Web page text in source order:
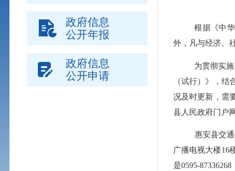
政府信息
公开年报
政府信息
公开申请
根据《中
外，凡与经济、
为贯彻实
（试行）》，
况及时更新，需
县人民政府门户
惠安县交
广播电视大楼16
是0595-87336268